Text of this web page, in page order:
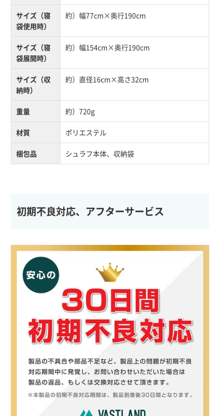
サイズ（寝
袋使用時）
約）幅77cm×奥行190cm
サイズ（寝
袋展開時）
約）幅154cm×奥行190cm
サイズ（収
納時）
約）直径16cm×高さ32cm
重量 約）720g
材質 ポリエステル
梱包品 シュラフ本体、収納袋
初期不良対応、アフターサービス